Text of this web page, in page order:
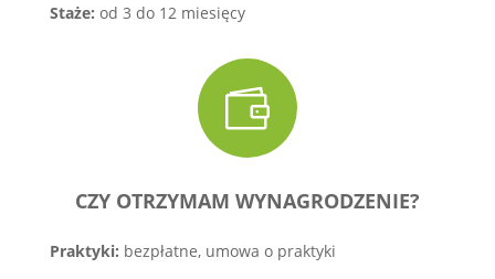
Staże: od 3 do 12 miesięcy

CZY OTRZYMAM WYNAGRODZENIE?
Praktyki: bezpłatne, umowa o praktyki